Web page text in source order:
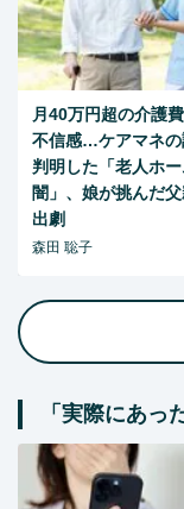
月40万円超の介護
不信感…ケアマネの
判明した「老人ホ
闇」、娘が挑んだ
出劇
森田 聡子
「実際にあっ